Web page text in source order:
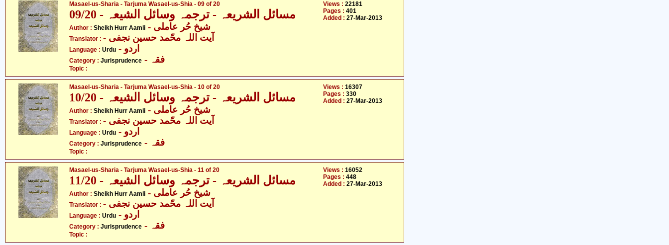
Masael-us-Sharia - Tarjuma Wasael-us-Shia - 09 of 20
مسائل الشریعہ - ترجمہ وسائل الشیعہ - 09/20
Author : Sheikh Hurr Aamli - شیخ حُر عاملی
Translator : - آیت اللہ محّمد حسین نجفی
Language : Urdu - اردو
Category : Jurisprudence - فقہ
Topic :
Views : 22181
Pages : 401
Added : 27-Mar-2013
Masael-us-Sharia - Tarjuma Wasael-us-Shia - 10 of 20
مسائل الشریعہ - ترجمہ وسائل الشیعہ - 10/20
Author : Sheikh Hurr Aamli - شیخ حُر عاملی
Translator : - آیت اللہ محّمد حسین نجفی
Language : Urdu - اردو
Category : Jurisprudence - فقہ
Topic :
Views : 16307
Pages : 330
Added : 27-Mar-2013
Masael-us-Sharia - Tarjuma Wasael-us-Shia - 11 of 20
مسائل الشریعہ - ترجمہ وسائل الشیعہ - 11/20
Author : Sheikh Hurr Aamli - شیخ حُر عاملی
Translator : - آیت اللہ محّمد حسین نجفی
Language : Urdu - اردو
Category : Jurisprudence - فقہ
Topic :
Views : 16052
Pages : 448
Added : 27-Mar-2013